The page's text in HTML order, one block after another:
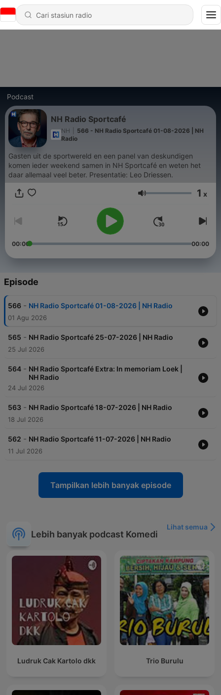
Podcast
NH Radio Sportcafé
NH
566 - NH Radio Sportcafé 01-08-2026 | NH
Radio
Gasten uit de sportwereld en een panel van deskundigen
komen ieder weekend samen in NH Sportcafé en weten het
daar allemaal veel beter. Presentatie: Leo Driessen.
Volume 1 x
00:00 00:00
Episode
566 - NH Radio Sportcafé 01-08-2026 | NH Radio
01 Agu 2026
565 - NH Radio Sportcafé 25-07-2026 | NH Radio
25 Jul 2026
564 - NH Radio Sportcafé Extra: In memoriam Loek |
NH Radio
24 Jul 2026
563 - NH Radio Sportcafé 18-07-2026 | NH Radio
18 Jul 2026
562 - NH Radio Sportcafé 11-07-2026 | NH Radio
11 Jul 2026
Tampilkan lebih banyak episode
Lebih banyak podcast Komedi
Lihat semua
Ludruk Cak Kartolo dkk Trio Burulu